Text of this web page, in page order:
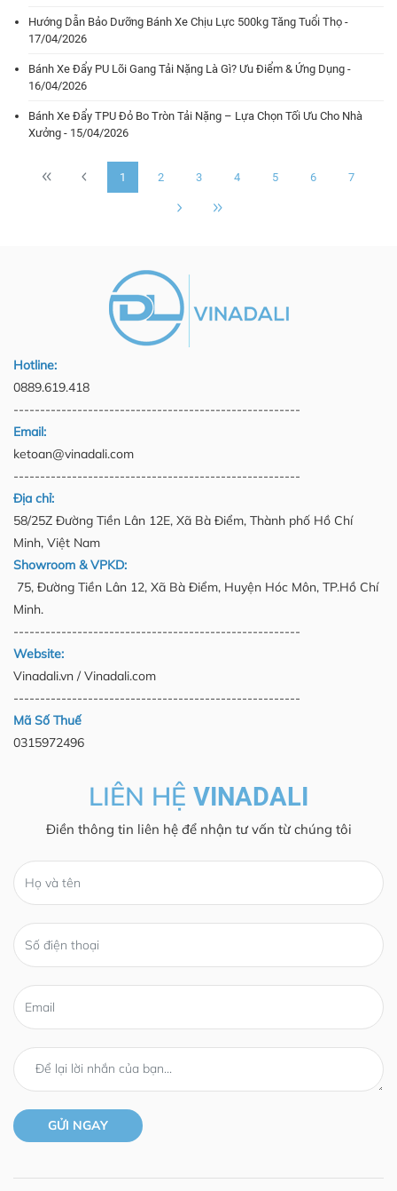
Hướng Dẫn Bảo Dưỡng Bánh Xe Chịu Lực 500kg Tăng Tuổi Thọ -
17/04/2026
Bánh Xe Đẩy PU Lõi Gang Tải Nặng Là Gì? Ưu Điểm & Ứng Dụng -
16/04/2026
Bánh Xe Đẩy TPU Đỏ Bo Tròn Tải Nặng – Lựa Chọn Tối Ưu Cho Nhà
Xưởng - 15/04/2026
1 2 3 4 5 6 7
Hotline:
0889.619.418
------------------------------------------------------
Email:
ketoan@vinadali.com
------------------------------------------------------
Địa chỉ:
58/25Z Đường Tiền Lân 12E, Xã Bà Điểm, Thành phố Hồ Chí
Minh, Việt Nam
Showroom & VPKD:
75, Đường Tiền Lân 12, Xã Bà Điểm, Huyện Hóc Môn, TP.Hồ Chí
Minh.
------------------------------------------------------
Website:
Vinadali.vn / Vinadali.com
------------------------------------------------------
Mã Số Thuế
0315972496
LIÊN HỆ VINADALI
Điền thông tin liên hệ để nhận tư vấn từ chúng tôi